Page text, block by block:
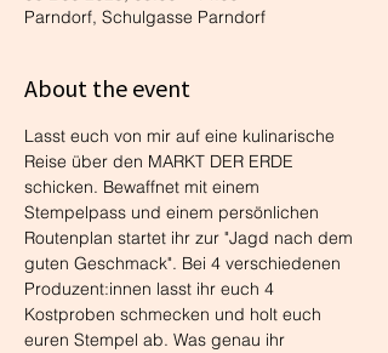
Parndorf, Schulgasse Parndorf
About the event
Lasst euch von mir auf eine kulinarische
Reise über den MARKT DER ERDE
schicken. Bewaffnet mit einem
Stempelpass und einem persönlichen
Routenplan startet ihr zur "Jagd nach dem
guten Geschmack". Bei 4 verschiedenen
Produzent:innen lasst ihr euch 4
Kostproben schmecken und holt euch
euren Stempel ab. Was genau ihr